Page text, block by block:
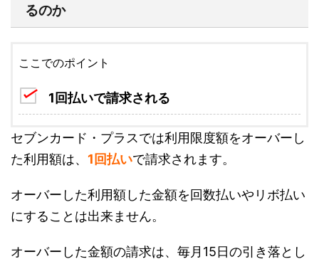
るのか
ここでのポイント
1回払いで請求される
セブンカード・プラスでは利用限度額をオーバーし
た利用額は、 1回払いで請求されます。
オーバーした利用額した金額を回数払いやリボ払い
にすることは出来ません。
オーバーした金額の請求は、毎月15日の引き落とし